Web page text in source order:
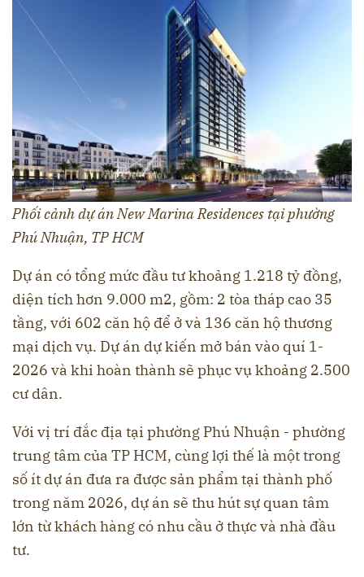
Phối cảnh dự án New Marina Residences tại phường
Phú Nhuận, TP HCM
Dự án có tổng mức đầu tư khoảng 1.218 tỷ đồng,
diện tích hơn 9.000 m2, gồm: 2 tòa tháp cao 35
tầng, với 602 căn hộ để ở và 136 căn hộ thương
mại dịch vụ. Dự án dự kiến mở bán vào quí 1-
2026 và khi hoàn thành sẽ phục vụ khoảng 2.500
cư dân.
Với vị trí đắc địa tại phường Phú Nhuận - phường
trung tâm của TP HCM, cùng lợi thế là một trong
số ít dự án đưa ra được sản phẩm tại thành phố
trong năm 2026, dự án sẽ thu hút sự quan tâm
lớn từ khách hàng có nhu cầu ở thực và nhà đầu
tư.